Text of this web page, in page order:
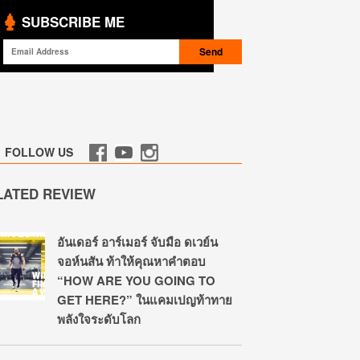
SUBSCRIBE ME
FOLLOW US
REVIEW
อันเดอร์ อาร์เมอร์ จับมือ ดเวย์น
จอห์นสัน ท้าให้คุณหาคำตอบ
“HOW ARE YOU GOING TO
GET HERE?” ในแคมเปญท้าทาย
พลังใจระดับโลก